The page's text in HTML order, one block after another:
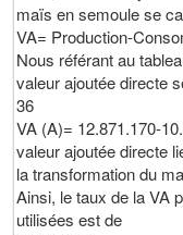
maïs en semoule se
VA= Production-
Nous référant au
valeur ajoutée directe
36
VA (A)= 12.871.170-
valeur ajoutée directe
la transformation du
Ainsi, le taux de la VA
utilisées est de